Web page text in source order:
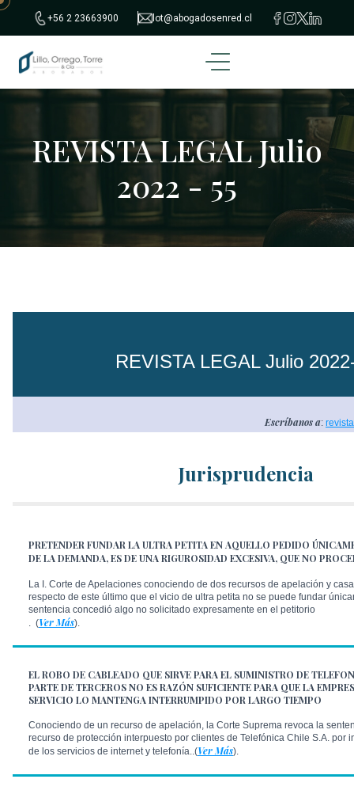
+56 2 23663900 lot@abogadosenred.cl
REVISTA LEGAL Julio
2022 - 55
REVISTA LEGAL Julio
Escríbanos a:
Jurisprudencia
PRETENDER FUNDAR LA ULTRA PETITA EN AQUELLO PEDIDO
DE LA DEMANDA, ES DE UNA RIGUROSIDAD EXCESIVA, QUE NO
La I. Corte de Apelaciones conociendo de dos recursos de apelación y
respecto de este último que el vicio de ultra petita no se puede fundar
sentencia concedió algo no solicitado expresamente en el petitorio
(Ver Más).
EL ROBO DE CABLEADO QUE SIRVE PARA EL SUMINISTRO DE
PARTE DE TERCEROS NO ES RAZÓN SUFICIENTE PARA QUE LA
SERVICIO LO MANTENGA INTERRUMPIDO POR LARGO TIEMPO
Conociendo de un recurso de apelación, la Corte Suprema revoca la
recurso de protección interpuesto por clientes de Telefónica Chile S.A. por
de los servicios de internet y telefonía..(Ver Más).